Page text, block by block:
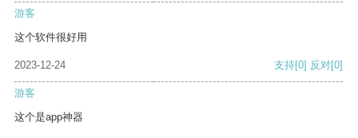
游客
这个软件很好用
2023-12-24 支持[0] 反对[0]
游客
这个是app神器